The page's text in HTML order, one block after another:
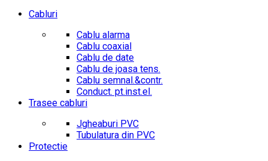
Cabluri
Cablu alarma
Cablu coaxial
Cablu de date
Cablu de joasa tens.
Cablu semnal.&contr.
Conduct. pt.inst.el.
Trasee cabluri
Jgheaburi PVC
Tubulatura din PVC
Protectie